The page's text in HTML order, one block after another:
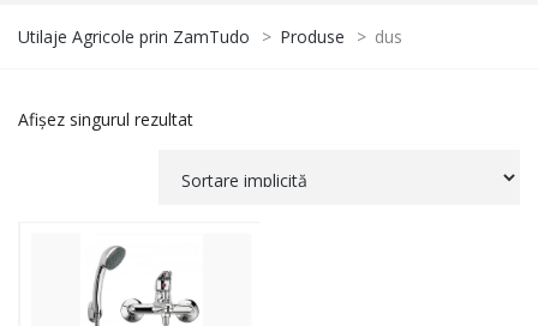
Utilaje Agricole prin ZamTudo > Produse > dus
Afișez singurul rezultat